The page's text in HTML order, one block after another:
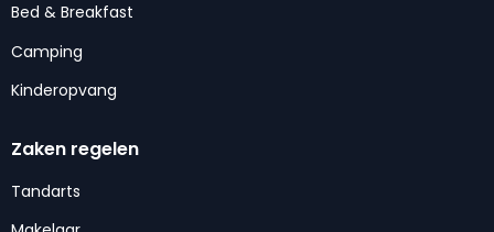
Bed & Breakfast
Camping
Kinderopvang
Zaken regelen
Tandarts